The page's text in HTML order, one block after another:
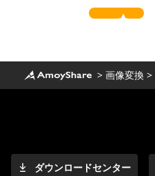
> 画像変換 >
ダウンロードセンター